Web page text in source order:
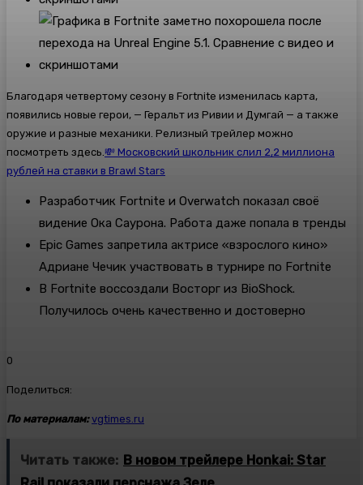
Благодаря четвертому сезону в Fortnite изменилась карта,
появились новые герои, — Геральт из Ривии и Думгай — а также
оружие и разные механики. Релизный трейлер можно
посмотреть здесь.💸 Московский школьник слил 2,2 миллиона
рублей на ставки в Brawl Stars
Разработчик Fortnite и Overwatch показал своё
видение Ока Саурона. Работа даже попала в тренды
Epic Games запретила актрисе «взрослого кино»
Адриане Чечик участвовать в турнире по Fortnite
В Fortnite воссоздали Восторг из BioShock.
Получилось очень качественно и достоверно
0
Поделиться:
По материалам: vgtimes.ru
Читать также: В новом трейлере Honkai: Star